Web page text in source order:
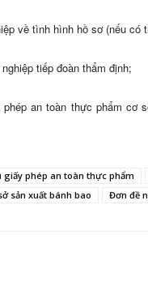
về tình hình hồ sơ (nếu có
tiếp đoàn thẩm định;
an toàn thực phẩm cơ
giấy phép an toàn thực phẩm
sản xuất bánh bao Đơn đề